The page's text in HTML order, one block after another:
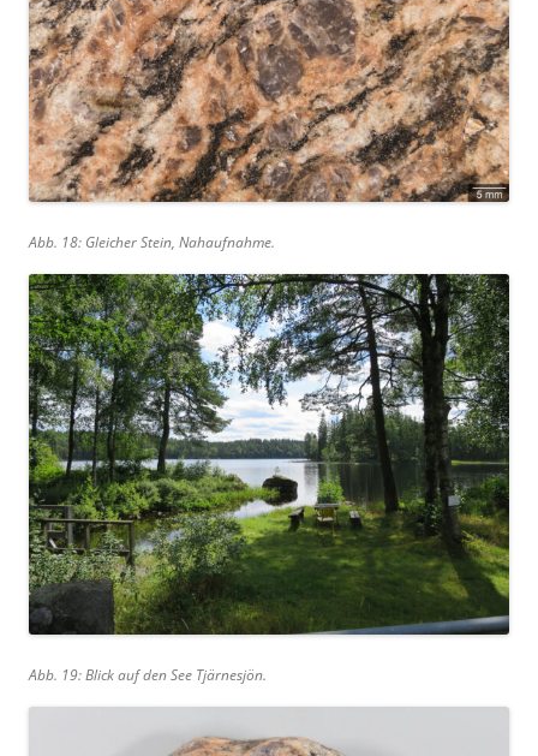
Abb. 18: Gleicher Stein, Nahaufnahme.
Abb. 19: Blick auf den See Tjärnesjön.